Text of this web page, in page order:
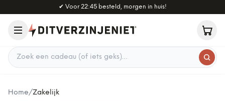
Naar hoofdinhoud
✔ Voor 22:45 besteld, morgen in huis!
Zoek een cadeau
Home/Zakelijk